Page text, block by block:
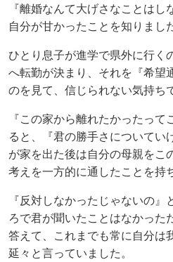
『離婚なんて大げさなことはし
自分が甘かったことを知りまし
ひとり息子が進学で県外に行く
へ転勤が決まり、それを『希望
のを見て、信じられない気持ち
『この家から離れたかったっ
ると、『君の勝手さについてい
が家を出た後は自分の母親をこ
考えを一方的に通したことを持
『反対しなかったじゃないの』
ろで君が聞いたことはなかった
答えて、これまでも常に自分は
延々と言っていました。